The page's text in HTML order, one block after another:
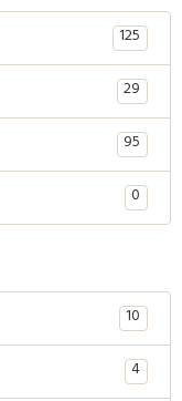
125
29
95
0
10
4